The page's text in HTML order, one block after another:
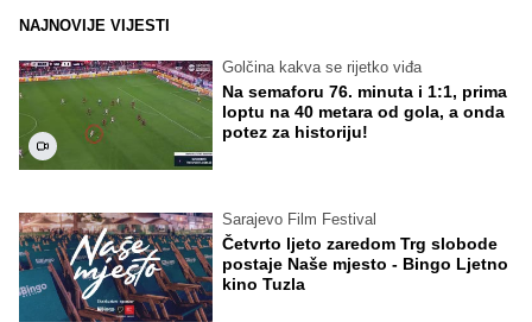
NAJNOVIJE VIJESTI
Golčina kakva se rijetko viđa
Na semaforu 76. minuta i 1:1, prima
loptu na 40 metara od gola, a onda
potez za historiju!
Sarajevo Film Festival
Četvrto ljeto zaredom Trg slobode
postaje Naše mjesto - Bingo Ljetno
kino Tuzla